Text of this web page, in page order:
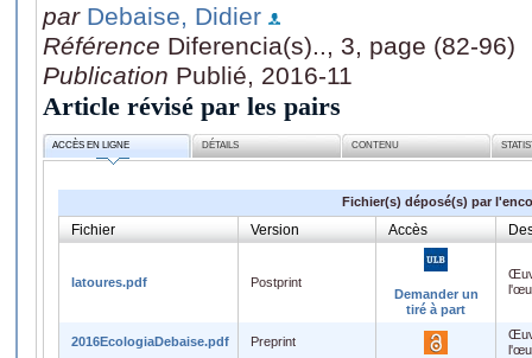
par Debaise, Didier
Référence Diferencia(s).., 3, page (82-96)
Publication Publié, 2016-11
Article révisé par les pairs
ACCÈS EN LIGNE DÉTAILS CONTENU
Fichier(s) déposé(s) par
Fichier Version Accès
latoures.pdf
Postprint
Demander un
tiré à part
2016EcologiaDebaise.pdf Preprint